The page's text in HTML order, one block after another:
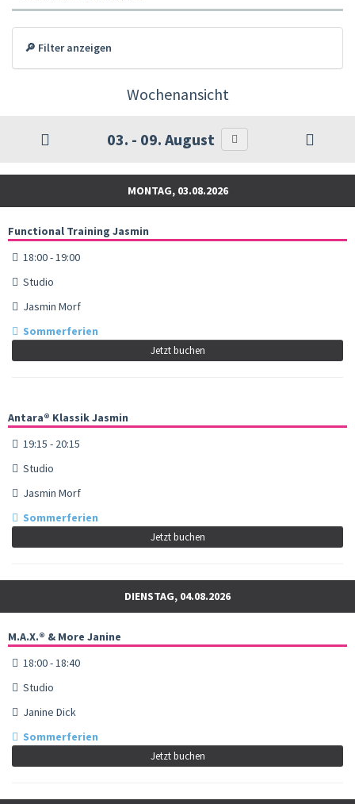
🔎 Filter anzeigen
Wochenansicht
03. - 09. August
MONTAG, 03.08.2026
Functional Training Jasmin
18:00 - 19:00
Studio
Jasmin Morf
Sommerferien
Jetzt buchen
Antara® Klassik Jasmin
19:15 - 20:15
Studio
Jasmin Morf
Sommerferien
Jetzt buchen
DIENSTAG, 04.08.2026
M.A.X.® & More Janine
18:00 - 18:40
Studio
Janine Dick
Sommerferien
Jetzt buchen